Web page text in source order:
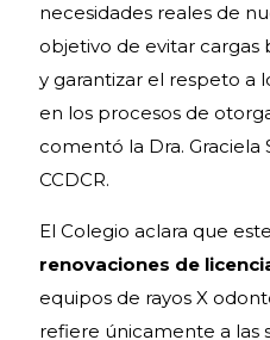
necesidades reales de
objetivo de evitar cargas
y garantizar el respeto a
en los procesos de
comentó la Dra. Graciela
CCDCR.
El Colegio aclara que
renovaciones de
equipos de rayos X
refiere únicamente a las